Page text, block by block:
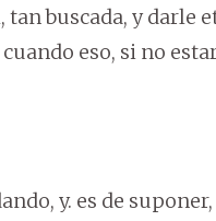
buscada, y darle
eso, si no
y. es de